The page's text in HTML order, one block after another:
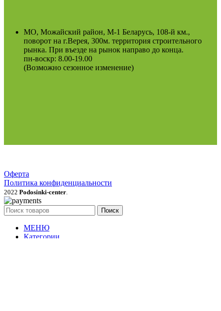
МО, Можайский район, М-1 Беларусь, 108-й км.,
поворот на г.Верея, 300м. территория строительного
рынка. При въезде на рынок направо до конца.
пн-воскр: 8.00-19.00
(Возможно сезонное изменение)
Оферта
Политика конфиденциальности
2022 Podosinki-center.
Поиск
МЕНЮ
Категории